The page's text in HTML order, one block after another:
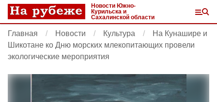
Новости Южно-
Курильска и
Сахалинской области
Главная Новости Культура
На Кунашире и
Шикотане ко Дню морских млекопитающих провели
экологические мероприятия